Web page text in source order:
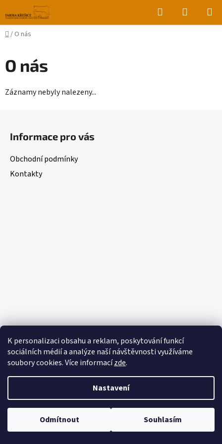
K personalizaci obsahu a reklam, poskytování funkcí
sociálních médií a analýze naší návštěvnosti využíváme
soubory cookies. Více informacízde.
Nastavení
Odmítnout Souhlasím
na
obsah
Hledat
KOŠÍK
Domů
/ O nás
O nás
Záznamy nebyly nalezeny...
Informace pro vás
Obchodní podmínky
Kontakty
Vytvořil Shoptet
Copyright 2026Farma Křešice. Všechna práva vyhrazena.
Upravit nastavení cookies